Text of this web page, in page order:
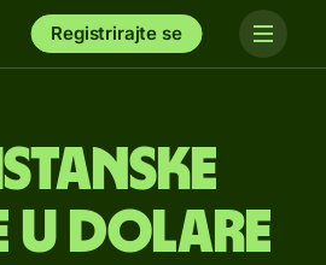
Registrirajte se
u dolare